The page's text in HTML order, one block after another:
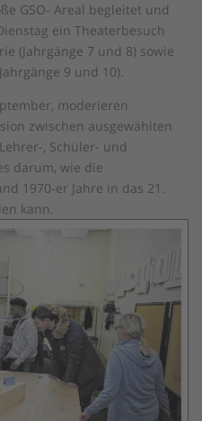
GSO- Areal begleitet und
ein Theaterbesuch
(Jahrgänge 7 und 8) sowie
9 und 10).
moderieren
zwischen ausgewählten
, Schüler- und
darum, wie die
1970-er Jahre in das 21.
kann.